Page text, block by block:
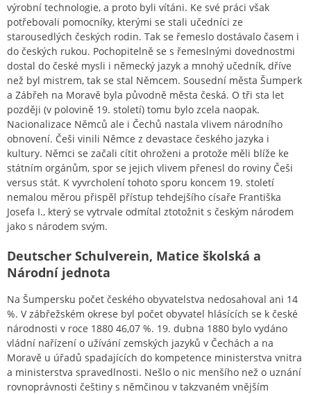
výrobní technologie, a proto byli vítáni. Ke své práci však
potřebovali pomocníky, kterými se stali učedníci ze
starousedlých českých rodin. Tak se řemeslo dostávalo časem i
do českých rukou. Pochopitelně se s řemeslnými dovednostmi
dostal do české mysli i německý jazyk a mnohý učedník, dříve
než byl mistrem, tak se stal Němcem. Sousední města Šumperk
a Zábřeh na Moravě byla původně města česká. O tři sta let
později (v polovině 19. století) tomu bylo zcela naopak.
Nacionalizace Němců ale i Čechů nastala vlivem národního
obnovení. Češi vinili Němce z devastace českého jazyka i
kultury. Němci se začali cítit ohroženi a protože měli blíže ke
státním orgánům, spor se jejich vlivem přenesl do roviny Češi
versus stát. K vyvrcholení tohoto sporu koncem 19. století
nemalou měrou přispěl přístup tehdejšího císaře Františka
Josefa I., který se vytrvale odmítal ztotožnit s českým národem
jako s národem svým.
Deutscher Schulverein, Matice školská a
Národní jednota
Na Šumpersku počet českého obyvatelstva nedosahoval ani 14
%. V zábřežském okrese byl počet obyvatel hlásících se k české
národnosti v roce 1880 46,07 %. 19. dubna 1880 bylo vydáno
vládní nařízení o užívání zemských jazyků v Čechách a na
Moravě u úřadů spadajících do kompetence ministerstva vnitra
a ministerstva spravedlnosti. Nešlo o nic menšího než o uznání
rovnoprávnosti češtiny s němčinou v takzvaném vnějším